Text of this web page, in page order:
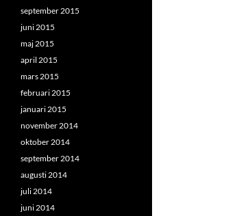
september 2015
juni 2015
maj 2015
april 2015
mars 2015
februari 2015
januari 2015
november 2014
oktober 2014
september 2014
augusti 2014
juli 2014
juni 2014